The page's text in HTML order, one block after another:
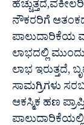
ನೌಕರರಿಗೆ ಆತಂಕದ
ಪಾಲುದಾರಿಕೆಯ
ಲಾಭದಲ್ಲಿ
ಲಾಭ ಇರುತ್ತದೆ,
ಸಾಮಗ್ರಿಗಳು
ಆಕಸ್ಮಿಕ ಹಣ